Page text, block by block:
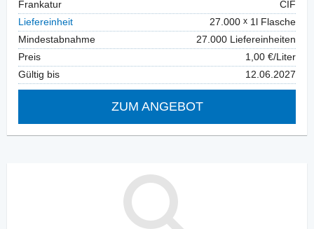
Frankatur
CIF
Liefereinheit
27.000
1l Flasche
Mindestabnahme
27.000 Liefereinheiten
Preis
1,00 €/Liter
Gültig bis
12.06.2027
ZUM ANGEBOT